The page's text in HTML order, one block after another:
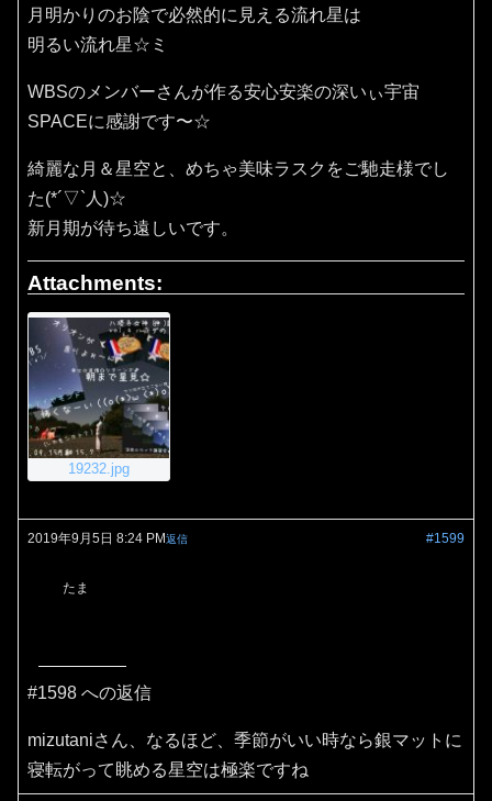
月明かりのお陰で必然的に見える流れ星は
明るい流れ星☆ミ
WBSのメンバーさんが作る安心安楽の深いぃ宇宙
SPACEに感謝です〜☆
綺麗な月＆星空と、めちゃ美味ラスクをご馳走様でし
た(*´▽`人)☆
新月期が待ち遠しいです。
Attachments:
19232.jpg
2019年9月5日 8:24 PM #1599
返信
たま
#1598 への返信
mizutaniさん、なるほど、季節がいい時なら銀マットに
寝転がって眺める星空は極楽ですね